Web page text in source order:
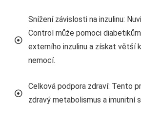
Snížení závislosti na inzulinu:
Control může pomoci
externího inzulinu a získat větší
nemocí.
Celková podpora zdraví: Tento
zdravý metabolismus a imunitní